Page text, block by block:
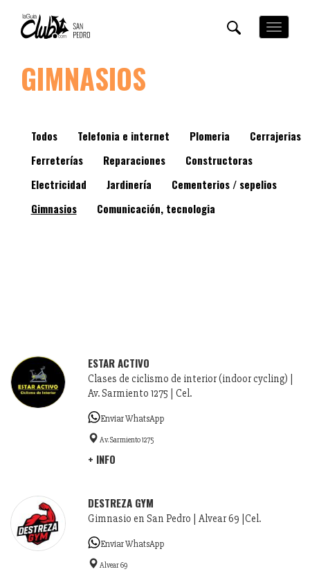
contenido
Toggle
navigation
GIMNASIOS
Todos Telefonia e internet Plomeria
Cerrajerias
Ferreterías
Reparaciones
Constructoras
Electricidad
Jardinería
Cementerios / sepelios
Gimnasios
Comunicación, tecnologia
ESTAR ACTIVO
Clases de ciclismo de interior (indoor cycling) |
Av. Sarmiento 1275 | Cel.
Enviar WhatsApp
Av. Sarmiento 1275
+ INFO
DESTREZA GYM
Gimnasio en San Pedro | Alvear 69 |Cel.
Enviar WhatsApp
Alvear 69